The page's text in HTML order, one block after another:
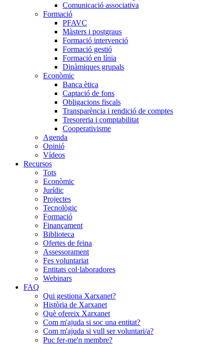
Comunicació associativa
Formació
PFAVC
Màsters i postgraus
Formació intervenció
Formació gestió
Formació en línia
Dinàmiques grupals
Econòmic
Banca ètica
Captació de fons
Obligacions fiscals
Transparència i rendició de comptes
Tresoreria i comptabilitat
Cooperativisme
Agenda
Opinió
Vídeos
Recursos
Tots
Econòmic
Jurídic
Projectes
Tecnològic
Formació
Finançament
Biblioteca
Ofertes de feina
Assessorament
Fes voluntariat
Entitats col·laboradores
Webinars
FAQ
Qui gestiona Xarxanet?
Història de Xarxanet
Què ofereix Xarxanet
Com m'ajuda si soc una entitat?
Com m'ajuda si vull ser voluntari/a?
Puc fer-me'n membre?